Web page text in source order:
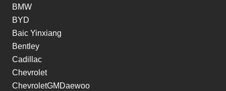
BMW
BYD
Baic Yinxiang
Bentley
Cadillac
Chevrolet
ChevroletGMDaewoo